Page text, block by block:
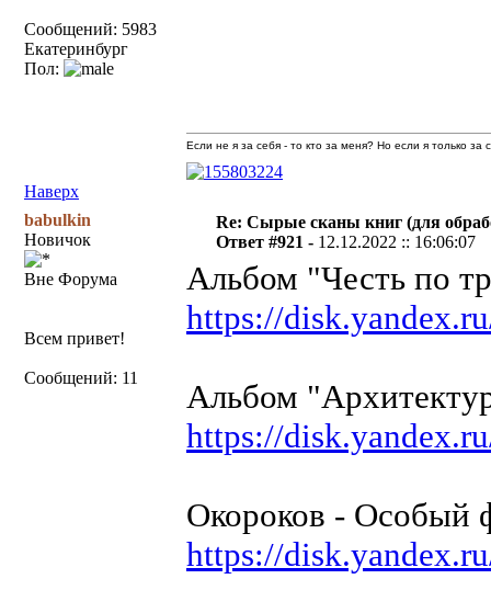
Сообщений: 5983
Екатеринбург
Пол:
Наверх
Если не я за себя - то кто за меня? Но если я только
babulkin
Новичок
Вне Форума
Всем привет!
Сообщений: 11
Re: Сырые сканы книг (для
Ответ #921 - 12.12.2022 :: 16:06:07
Альбом "Честь по
https://
Альбом
https://
Окороков - Особый
https://